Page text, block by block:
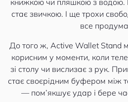
книжкою чи пляшкою з
стає звичкою. І ще трохи
все
До того ж, Active Wallet Stand
корисним у моменти, коли
зі столу чи вислизає з рук.
стає своєрідним буфером між
— пом’якшує удар і бере